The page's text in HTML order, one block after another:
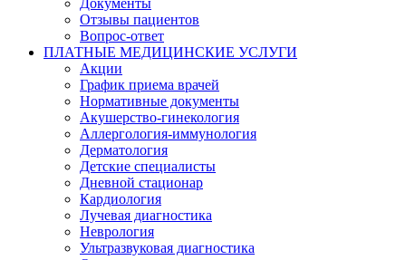
Отзывы пациентов
Вопрос-ответ
ПЛАТНЫЕ МЕДИЦИНСКИЕ УСЛУГИ
Акции
График приема врачей
Нормативные документы
Акушерство-гинекология
Аллергология-иммунология
Дерматология
Детские специалисты
Дневной стационар
Кардиология
Лучевая диагностика
Неврология
Ультразвуковая диагностика